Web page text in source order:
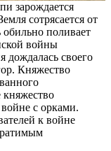
зарождается
сотрясается от
поливает
войны
дождалась своего
Княжество
княжество
с орками.
к войне